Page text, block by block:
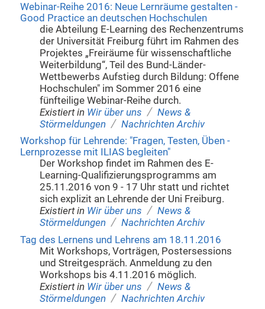
Webinar-Reihe 2016: Neue Lernräume gestalten -
Good Practice an deutschen Hochschulen
die Abteilung E-Learning des Rechenzentrums
der Universität Freiburg führt im Rahmen des
Projektes „Freiräume für wissenschaftliche
Weiterbildung“, Teil des Bund-Länder-
Wettbewerbs Aufstieg durch Bildung: Offene
Hochschulen" im Sommer 2016 eine
fünfteilige Webinar-Reihe durch.
Existiert in Wir über uns / News &
Störmeldungen / Nachrichten Archiv
Workshop für Lehrende: "Fragen, Testen, Üben -
Lernprozesse mit ILIAS begleiten"
Der Workshop findet im Rahmen des E-
Learning-Qualifizierungsprogramms am
25.11.2016 von 9 - 17 Uhr statt und richtet
sich explizit an Lehrende der Uni Freiburg.
Existiert in Wir über uns / News &
Störmeldungen / Nachrichten Archiv
Tag des Lernens und Lehrens am 18.11.2016
Mit Workshops, Vorträgen, Postersessions
und Streitgespräch. Anmeldung zu den
Workshops bis 4.11.2016 möglich.
Existiert in Wir über uns / News &
Störmeldungen / Nachrichten Archiv